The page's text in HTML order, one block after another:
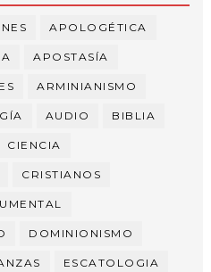
APOLOGÉTICA
APOSTASÍA
ARMINIANISMO
AUDIO BIBLIA
CIENCIA
CRISTIANOS
DOMINIONISMO
ESCATOLOGIA